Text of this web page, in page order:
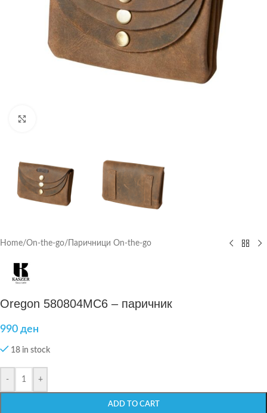
Home/On-the-go/ Паричници On-the-go
Oregon 580804MC6 – паричник
990 ден
18 in stock
- +
ADD TO CART